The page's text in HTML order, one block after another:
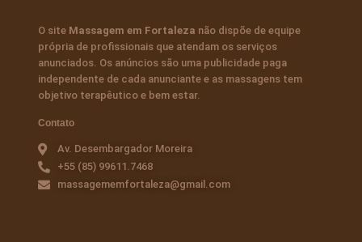
O site Massagem em Fortaleza não dispõe de equipe
própria de profissionais que atendam os serviços
anunciados. Os anúncios são uma publicidade paga
independente de cada anunciante e as massagens tem
objetivo terapêutico e bem estar.
Contato
Av. Desembargador Moreira
+55 (85) 99611.7468
massagememfortaleza@gmail.com